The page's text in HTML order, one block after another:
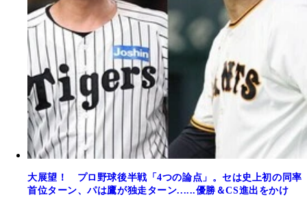
大展望！ プロ野球後半戦「4つの論点」。セは史上初の同率
首位ターン、パは鷹が独走ターン......優勝＆CS進出をかけ